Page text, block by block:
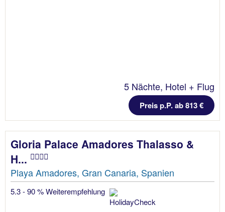
5 Nächte, Hotel + Flug
Preis p.P. ab 813 €
Gloria Palace Amadores Thalasso &
H...
Playa Amadores, Gran Canaria, Spanien
5.3 - 90 % Weiterempfehlung